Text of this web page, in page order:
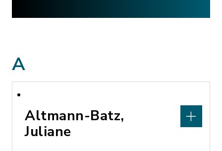
A
Altmann-Batz,
Juliane